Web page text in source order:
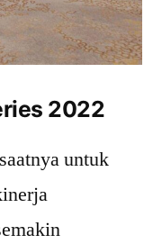
2022
untuk